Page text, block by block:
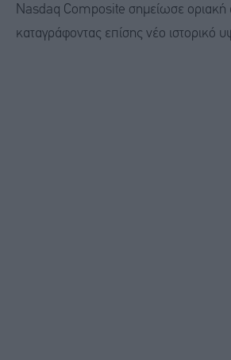
Nasdaq Composite σημείωσε οριακή
καταγράφοντας επίσης νέο ιστορικό